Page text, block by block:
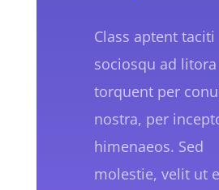
Class aptent taciti
sociosqu ad litora
torquent per
nostra, per
himenaeos. Sed
molestie, velit ut